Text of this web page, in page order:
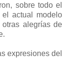
sobre todo el
actual modelo
alegrías de
expresiones del